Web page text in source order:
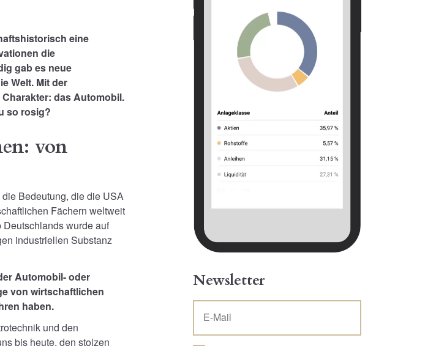
eine
die
gab es neue
Welt. Mit der
das Automobil.
so rosig?
von
Bedeutung, die die USA
Fächern weltweit
wurde auf
industriellen Substanz
Automobil- oder
von wirtschaftlichen
haben.
und den
bis heute, den stolzen
Newsletter